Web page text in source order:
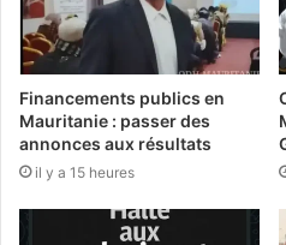
Financements publics en
Mauritanie : passer des
annonces aux résultats
il y a 15 heures